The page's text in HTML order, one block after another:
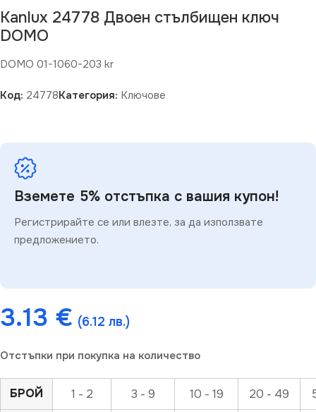
Kanlux 24778 Двоен стълбищен ключ
DOMO
DOMO 01-1060-203 kr
Код: 24778Категория: Ключове
Вземете 5% отстъпка с вашия купон!
Регистрирайте се или влезте, за да използвате
предложението.
3.13 € (6.12 лв.)
Отстъпки при покупка на количество
БРОЙ 1 - 2 3 - 9 10 - 19 20 - 49